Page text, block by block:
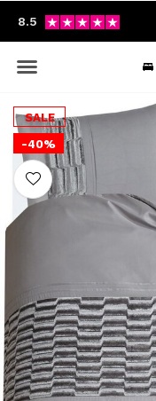
8.5
SALE
-40%